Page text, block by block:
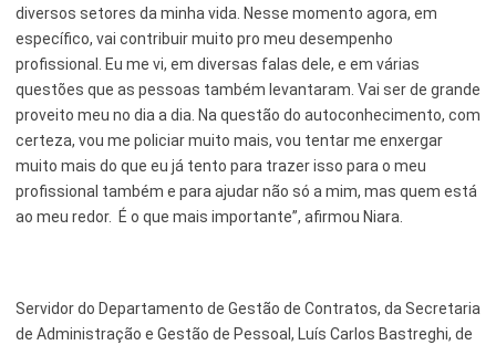
diversos setores da minha vida. Nesse momento agora, em
específico, vai contribuir muito pro meu desempenho
profissional. Eu me vi, em diversas falas dele, e em várias
questões que as pessoas também levantaram. Vai ser de grande
proveito meu no dia a dia. Na questão do autoconhecimento, com
certeza, vou me policiar muito mais, vou tentar me enxergar
muito mais do que eu já tento para trazer isso para o meu
profissional também e para ajudar não só a mim, mas quem está
ao meu redor. É o que mais importante”, afirmou Niara.
Servidor do Departamento de Gestão de Contratos, da Secretaria
de Administração e Gestão de Pessoal, Luís Carlos Bastreghi, de